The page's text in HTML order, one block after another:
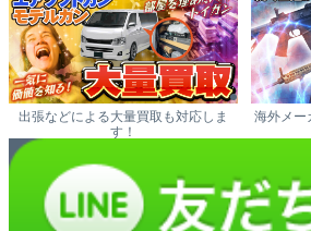
出張などによる大量買取も対応しま
す！
海外メー